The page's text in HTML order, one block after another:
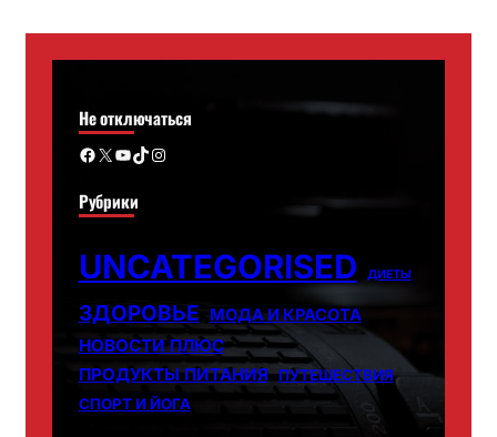
Не отключаться
Facebook X YouTube TikTok Instagram
Рубрики
UNCATEGORISED ДИЕТЫ
ЗДОРОВЬЕ МОДА И КРАСОТА
НОВОСТИ ПЛЮС
ПРОДУКТЫ ПИТАНИЯ ПУТЕШЕСТВИЯ
СПОРТ И ЙОГА